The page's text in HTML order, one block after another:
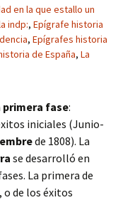
en la que estallo un
indp:, Epígrafe historia
, Epígrafes historia
de España, La
primera fase:
iniciales (Junio-
de 1808). La
se desarrolló en
La primera de
o de los éxitos